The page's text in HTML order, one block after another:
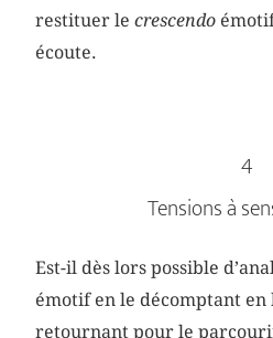
restituer lecrescendo
écoute.
4
Tensions à
Est-il dès lors possible
émotif en le décomptant en
retournant pour le